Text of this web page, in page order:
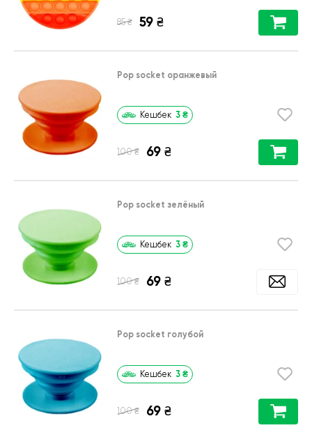
85 ₴ 59 ₴
Pop socket оранжевый
Кешбек 3 ₴
100 ₴ 69 ₴
Pop socket зелёный
Кешбек 3 ₴
100 ₴ 69 ₴
Pop socket голубой
Кешбек 3 ₴
100 ₴ 69 ₴